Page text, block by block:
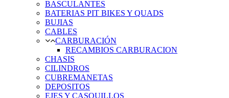
BASCULANTES
BATERIAS PIT BIKES Y QUADS
BUJIAS
CABLES
CARBURACIÓN
RECAMBIOS CARBURACION
CHASIS
CILINDROS
CUBREMANETAS
DEPOSITOS
EJES Y CASQUILLOS